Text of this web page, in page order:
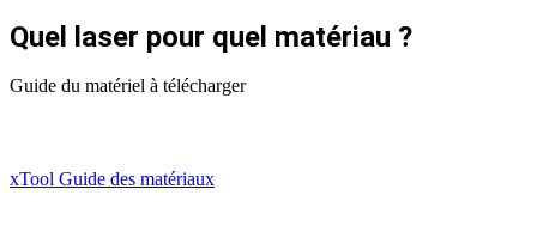
Quel laser pour quel matériau ?
Guide du matériel à télécharger
xTool Guide des matériaux